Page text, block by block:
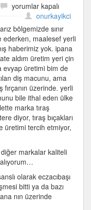
Yerli
macunumuz
yok
için
yorumlar kapalı
onurkayikci
bölgemizde sınır
ederken, maalesef yerli
haberimiz yok. ipana
aldım üretim yeri çin
evyap üretimi bim de
diş macunu, ama
fırçanın üzerinde. yerli
bile ithal eden ülke
marka tıraş
diyor, tıraş bıçakları
üretimi tercih etmiyor,
markalar kaliteli
olarak eczacıbaşı
bitti ya da bazı
nın üzerinde